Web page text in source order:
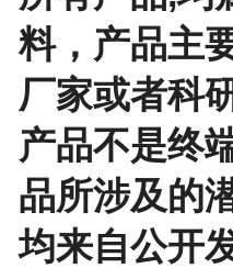
料，产品主
厂家或者科
产品不是终
品所涉及的
均来自公开